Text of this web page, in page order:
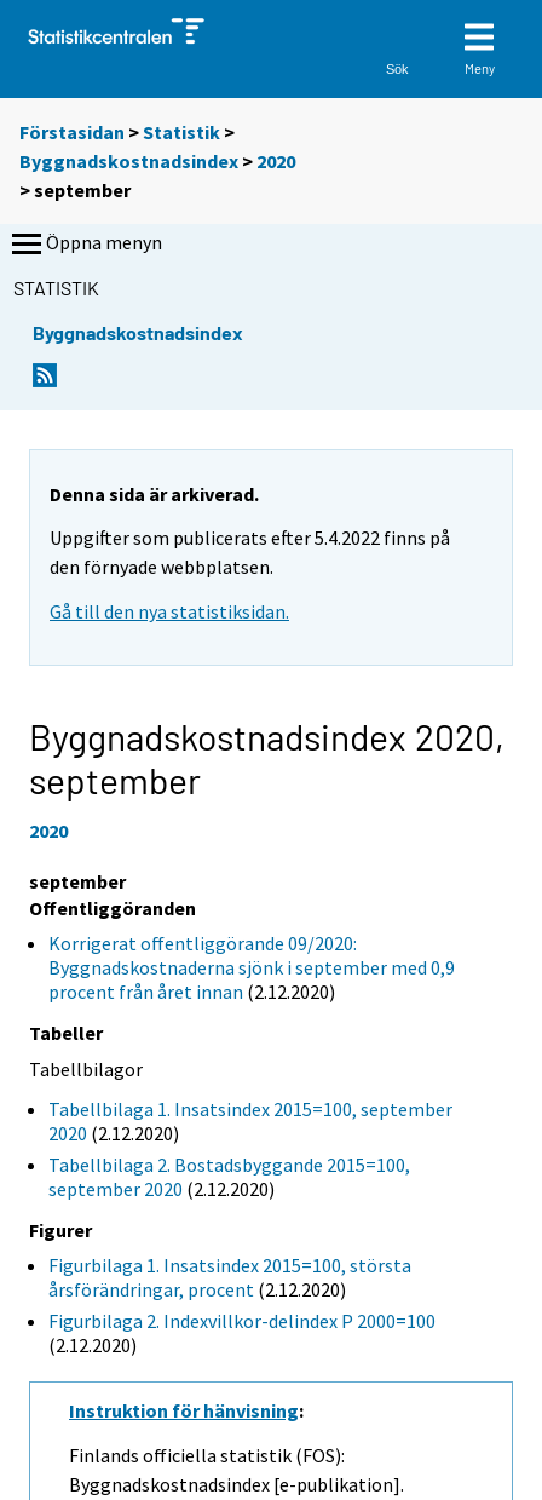
Sök Meny
Förstasidan >Statistik >
Byggnadskostnadsindex > 2020
>september
Öppna menyn
STATISTIK
Byggnadskostnadsindex
Denna sida är arkiverad.
Uppgifter som publicerats efter 5.4.2022 finns på
den förnyade webbplatsen.
Gå till den nya statistiksidan.
Byggnadskostnadsindex 2020,
september
2020
september
Offentliggöranden
Korrigerat offentliggörande 09/2020:
Byggnadskostnaderna sjönk i september med 0,9
procent från året innan (2.12.2020)
Tabeller
Tabellbilagor
Tabellbilaga 1. Insatsindex 2015=100, september
2020 (2.12.2020)
Tabellbilaga 2. Bostadsbyggande 2015=100,
september 2020 (2.12.2020)
Figurer
Figurbilaga 1. Insatsindex 2015=100, största
årsförändringar, procent (2.12.2020)
Figurbilaga 2. Indexvillkor-delindex P 2000=100
(2.12.2020)
Instruktion för hänvisning:
Finlands officiella statistik (FOS):
Byggnadskostnadsindex [e-publikation].